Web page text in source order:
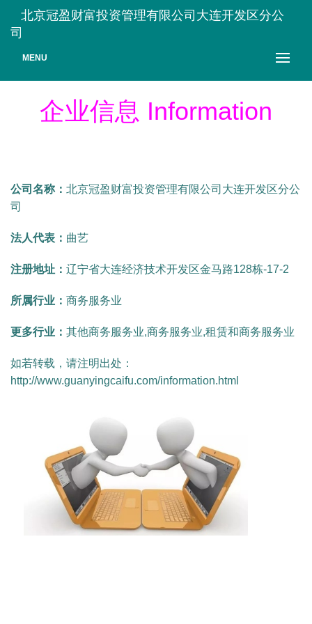
北京冠盈财富投资管理有限公司大连开发区分公
司
MENU
企业信息 Information
公司名称： 北京冠盈财富投资管理有限公司大连开发区分公
司
法人代表： 曲艺
注册地址： 辽宁省大连经济技术开发区金马路128栋-17-2
所属行业： 商务服务业
更多行业： 其他商务服务业,商务服务业,租赁和商务服务业
如若转载，请注明出处：
http://www.guanyingcaifu.com/information.html